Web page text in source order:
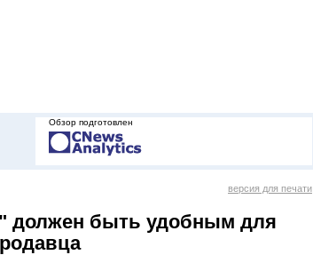
Обзор подготовлен
версия для печати
должен быть удобным для